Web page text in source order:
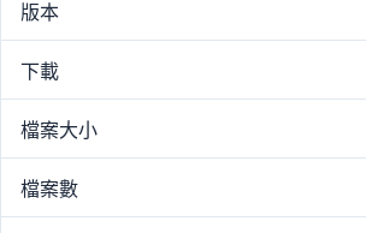
版本
下載
檔案大小
檔案數